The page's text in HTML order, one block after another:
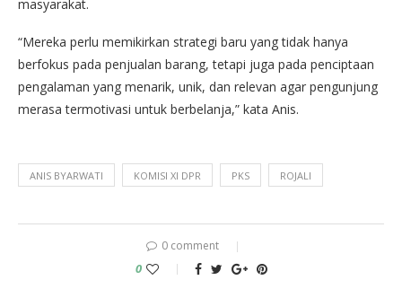
masyarakat.
“Mereka perlu memikirkan strategi baru yang tidak hanya
berfokus pada penjualan barang, tetapi juga pada penciptaan
pengalaman yang menarik, unik, dan relevan agar pengunjung
merasa termotivasi untuk berbelanja,” kata Anis.
ANIS BYARWATI KOMISI XI DPR PKS ROJALI
0 comment
0